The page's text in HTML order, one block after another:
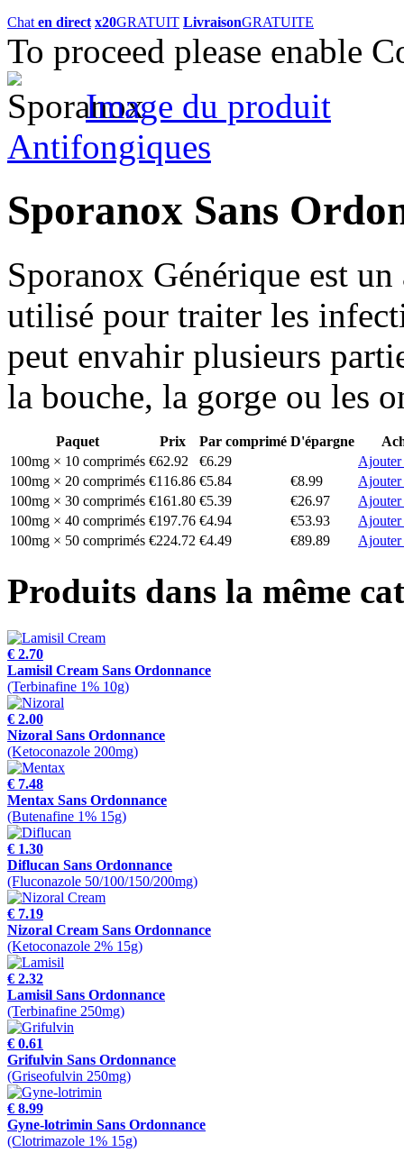
Chat en direct x20GRATUIT LivraisonGRATUITE
To proceed please enable
Image du produit
Antifongiques
Sporanox Sans
Sporanox Générique est
utilisé pour traiter les
peut envahir plusieurs
la bouche, la gorge ou les
Paquet Prix Par comprimé D'épargne
100mg × 10 comprimés €62.92 €6.29
Ajouter
100mg × 20 comprimés €116.86 €5.84 €8.99
Ajouter
100mg × 30 comprimés €161.80 €5.39 €26.97
Ajouter
100mg × 40 comprimés €197.76 €4.94 €53.93
Ajouter
100mg × 50 comprimés €224.72 €4.49 €89.89 Ajouter
Produits dans la même
€ 2.70
Lamisil Cream Sans Ordonnance
(Terbinafine 1% 10g)
€ 2.00
Nizoral Sans Ordonnance
(Ketoconazole 200mg)
€ 7.48
Mentax Sans Ordonnance
(Butenafine 1% 15g)
€ 1.30
Diflucan Sans Ordonnance
(Fluconazole 50/100/150/200mg)
€ 7.19
Nizoral Cream Sans Ordonnance
(Ketoconazole 2% 15g)
€ 2.32
Lamisil Sans Ordonnance
(Terbinafine 250mg)
€ 0.61
Grifulvin Sans Ordonnance
(Griseofulvin 250mg)
€ 8.99
Gyne-lotrimin Sans Ordonnance
(Clotrimazole 1% 15g)